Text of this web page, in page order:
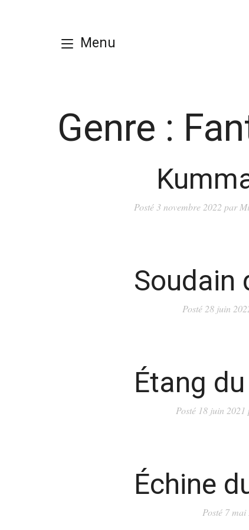
Menu
Genre :
Posté 3 novembre 2022 par
Soudain
Posté 28 juin
Étang du
Posté 18 juin 2021
Échine
Posté 7 mai